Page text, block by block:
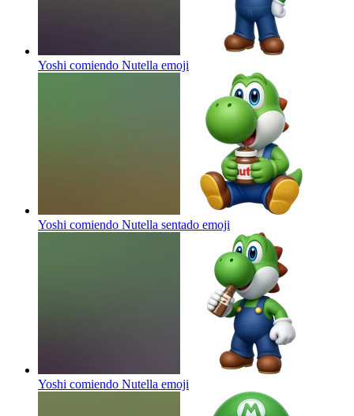
Yoshi comiendo Nutella emoji
Yoshi comiendo Nutella sentado emoji
Yoshi comiendo Nutella emoji